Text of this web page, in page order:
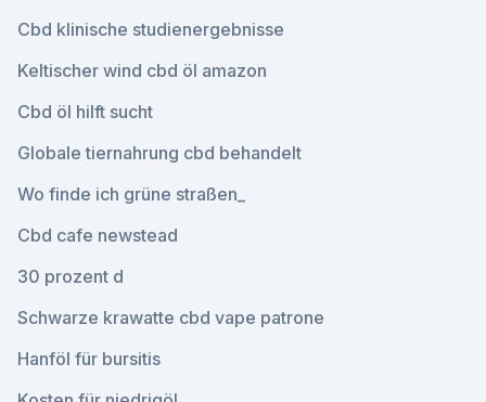
Cbd klinische studienergebnisse
Keltischer wind cbd öl amazon
Cbd öl hilft sucht
Globale tiernahrung cbd behandelt
Wo finde ich grüne straßen_
Cbd cafe newstead
30 prozent d
Schwarze krawatte cbd vape patrone
Hanföl für bursitis